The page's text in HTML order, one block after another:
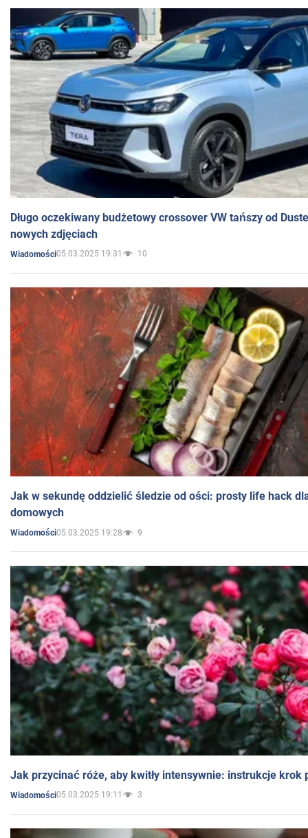
Długo oczekiwany budżetowy crossover VW tańszy od
nowych zdjęciach
Wiadomości05.03.2025 19:31 10
Jak w sekundę oddzielić śledzie od ości: prosty life hack
domowych
Wiadomości05.03.2025 19:28 9
Jak przycinać róże, aby kwitły intensywnie: instrukcje krok
Wiadomości05.03.2025 19:11 3